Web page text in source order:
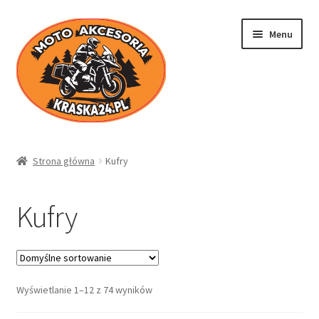
Przejdź
do
nawigacji
Przejdź
do
treści
Menu
Koszyk
Moje konto
Regulamin
Strona główna Kufry
Kufry
Wyświetlanie 1–12 z 74 wyników